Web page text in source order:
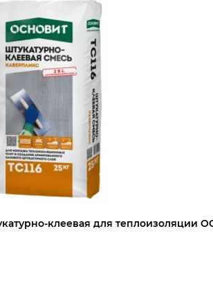
клеевая для теплоизоляции